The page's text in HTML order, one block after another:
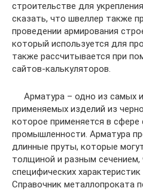
строительстве для
сказать, что швеллер также
проведении армирования
который используется для
также рассчитывается при
сайтов-калькуляторов.
Арматура – одно из самых
применяемых изделий из
которое применяется в сфере
промышленности. Арматура
длинные пруты, которые
толщиной и разным сечением,
специфических
Справочник металлопроката